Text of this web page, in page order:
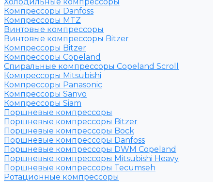
Компрессоры Danfoss
Компрессоры MTZ
Винтовые компрессоры
Винтовые компрессоры Bitzer
Компрессоры Bitzer
Компрессоры Copeland
Спиральные компрессоры Copeland Scroll
Компрессоры Mitsubishi
Компрессоры Panasonic
Компрессоры Sanyo
Компрессоры Siam
Поршневые компрессоры
Поршневые компрессоры Bitzer
Поршневые компрессоры Bock
Поршневые компрессоры Danfoss
Поршневые компрессоры DWM Copeland
Поршневые компрессоры Mitsubishi Heavy
Поршневые компрессоры Tecumseh
Ротационные компрессоры